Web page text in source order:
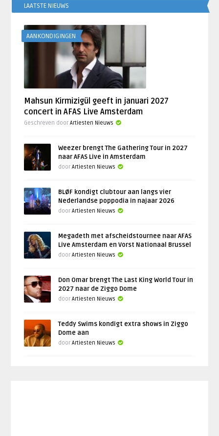
LAATSTE NIEUWS
AANKONDIGINGEN
Mahsun Kirmizigül geeft in januari 2027
concert in AFAS Live Amsterdam
Geschreven doorArtiesten Nieuws
Weezer brengt The Gathering Tour in 2027
naar AFAS Live in Amsterdam
doorArtiesten Nieuws
BLØF kondigt clubtour aan langs vier
Nederlandse poppodia in najaar 2026
doorArtiesten Nieuws
Megadeth met afscheidstournee naar AFAS
Live Amsterdam en Vorst Nationaal Brussel
doorArtiesten Nieuws
Don Omar brengt The Last King World Tour in
2027 naar de Ziggo Dome
doorArtiesten Nieuws
Teddy Swims kondigt extra shows in Ziggo
Dome aan
doorArtiesten Nieuws